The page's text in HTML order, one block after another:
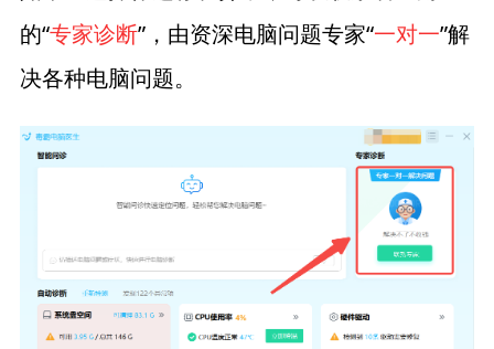
的“专家诊断”，由资深电脑问题专家“一对一”解
决各种电脑问题。